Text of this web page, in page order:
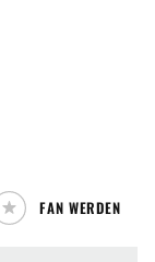
FAN WERDEN